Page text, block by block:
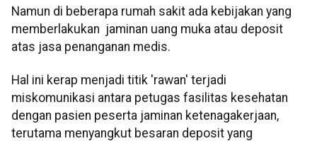
Namun di beberapa rumah sakit ada kebijakan yang
memberlakukan jaminan uang muka atau deposit
atas jasa penanganan medis.
Hal ini kerap menjadi titik 'rawan' terjadi
miskomunikasi antara petugas fasilitas kesehatan
dengan pasien peserta jaminan ketenagakerjaan,
terutama menyangkut besaran deposit yang